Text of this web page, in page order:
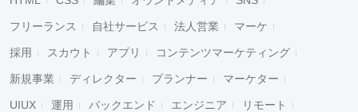
フリーランス 自社サービス 法人営業 マーケ
採用 スカウト アプリ コンテンツマーケティング
新規事業 ディレクター プランナー マーケター
UIUX 運用 バックエンド エンジニア リモート